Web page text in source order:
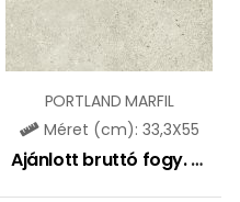
6790Ft
PORTLAND MARFIL
Méret (cm): 33,3X55
Ajánlott bruttó fogy. ár: